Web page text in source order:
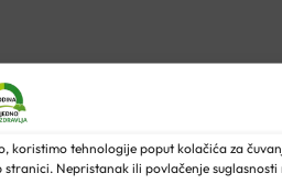
koristimo tehnologije poput kolačića za
Nepristanak ili povlačenje